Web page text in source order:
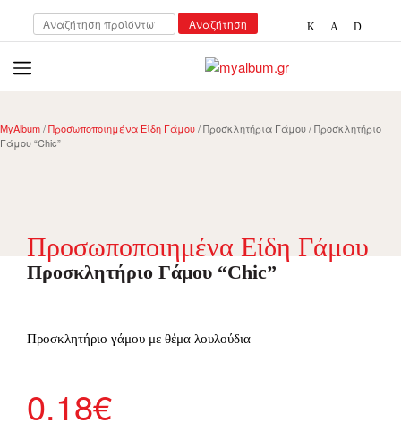
Αναζήτηση
για:
Αναζήτηση
open
MyAlbum/Προσωποποιημένα Είδη Γάμου/ Προσκλητήρια Γάμου / Προσκλητήριο
Γάμου “Chic”
Προσωποποιημένα Είδη Γάμου
Προσκλητήριο Γάμου “Chic”
Προσκλητήριο γάμου με θέμα λουλούδια
0.18€